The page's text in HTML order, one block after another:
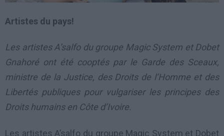
Artistes du pays!
Les artistes A’salfo du groupe Magic System et Dobet
Gnahoré ont été cooptés par le Garde des Sceaux,
ministre de la Justice, des Droits de l’Homme et des
Libertés publiques pour vulgariser les principes des
Droits humains en Côte d’Ivoire.
Les artistes A’salfo du groupe Magic System et Dobet